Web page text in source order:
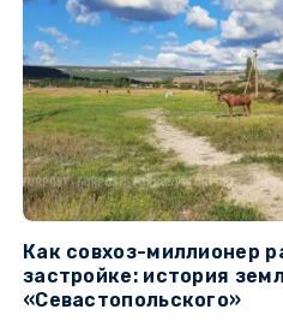
Как совхоз-миллионер
застройке: история
«Севастопольского»